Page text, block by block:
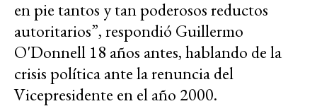
en pie tantos y tan poderosos reductos
autoritarios”, respondió Guillermo
O'Donnell 18 años antes, hablando de la
crisis política ante la renuncia del
Vicepresidente en el año 2000.